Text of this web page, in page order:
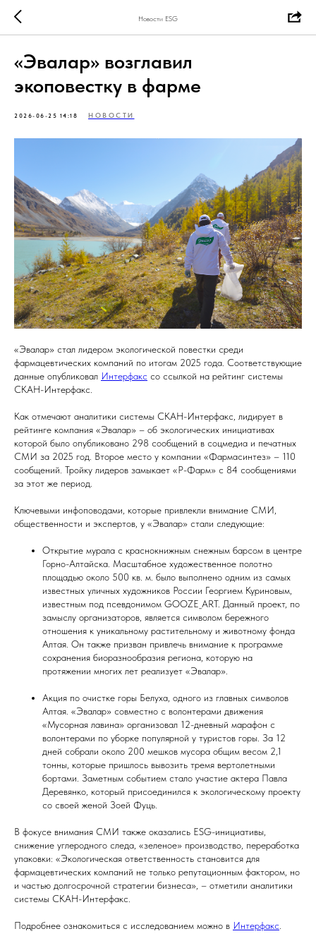
Новости ESG
«Эвалар» возглавил
экоповестку в фарме
2026-06-25 14:18 НОВОСТИ
«Эвалар» стал лидером экологической повестки среди
фармацевтических компаний по итогам 2025 года. Соответствующие
данные опубликовал Интерфакс со ссылкой на рейтинг системы
СКАН-Интерфакс.
Как отмечают аналитики системы СКАН-Интерфакс, лидирует в
рейтинге компания «Эвалар» – об экологических инициативах
которой было опубликовано 298 сообщений в соцмедиа и печатных
СМИ за 2025 год. Второе место у компании «Фармасинтез» – 110
сообщений. Тройку лидеров замыкает «Р-Фарм» с 84 сообщениями
за этот же период.
Ключевыми инфоповодами, которые привлекли внимание СМИ,
общественности и экспертов, у «Эвалар» стали следующие:
Открытие мурала с краснокнижным снежным барсом в центре
Горно-Алтайска. Масштабное художественное полотно
площадью около 500 кв. м. было выполнено одним из самых
известных уличных художников России Георгием Куриновым,
известным под псевдонимом GOOZE_ART. Данный проект, по
замыслу организаторов, является символом бережного
отношения к уникальному растительному и животному фонда
Алтая. Он также призван привлечь внимание к программе
сохранения биоразнообразия региона, которую на
протяжении многих лет реализует «Эвалар».
Акция по очистке горы Белуха, одного из главных символов
Алтая. «Эвалар» совместно с волонтерами движения
«Мусорная лавина» организовал 12-дневный марафон с
волонтерами по уборке популярной у туристов горы. За 12
дней собрали около 200 мешков мусора общим весом 2,1
тонны, которые пришлось вывозить тремя вертолетными
бортами. Заметным событием стало участие актера Павла
Деревянко, который присоединился к экологическому проекту
со своей женой Зоей Фуць.
В фокусе внимания СМИ также оказались ESG-инициативы,
снижение углеродного следа, «зеленое» производство, переработка
упаковки: «Экологическая ответственность становится для
фармацевтических компаний не только репутационным фактором, но
и частью долгосрочной стратегии бизнеса», – отметили аналитики
системы СКАН-Интерфакс.
Подробнее ознакомиться с исследованием можно в Интерфакс